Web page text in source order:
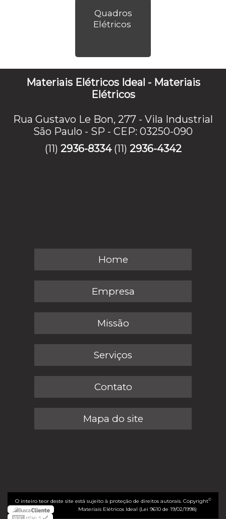
Quadros
Elétricos
Materiais Elétricos Ideal - Materiais
Elétricos
Rua Gustavo Le Bon, 277 - Vila Industrial
São Paulo - SP - CEP: 03250-090
(11) 2936-8334 (11) 2936-4342
Home
Empresa
Missão
Serviços
Contato
Mapa do site
O inteiro teor deste site está sujeito à proteção de direitos autorais. Copyright©
Materiais Elétricos Ideal (Lei 9610 de 19/02/1998)